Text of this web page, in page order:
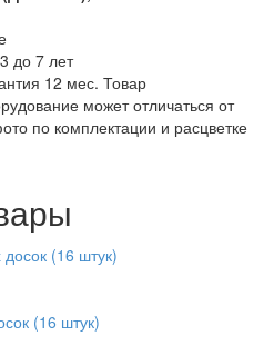
до 7 лет
12 мес. Товар
может отличаться от
по комплектации и расцветке
(16 штук)